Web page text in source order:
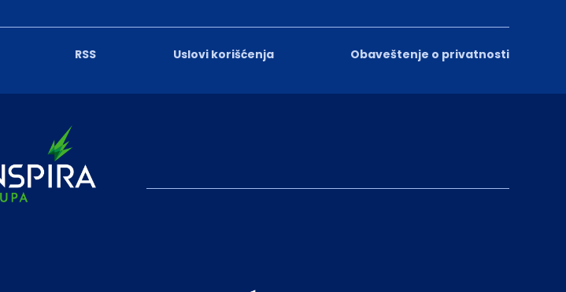
RSS Uslovi korišćenja Obaveštenje o privatnosti